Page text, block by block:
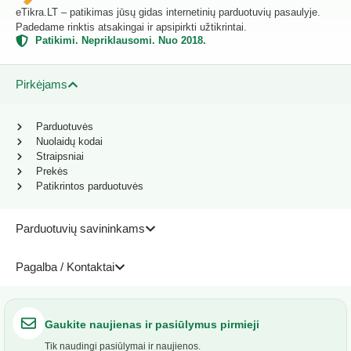
eTikra.LT – patikimas jūsų gidas internetinių parduotuvių pasaulyje.
Padedame rinktis atsakingai ir apsipirkti užtikrintai.
Patikimi. Nepriklausomi. Nuo 2018.
Pirkėjams
Parduotuvių savininkams
Pagalba / Kontaktai
Parduotuvės
Nuolaidų kodai
Straipsniai
Prekės
Patikrintos parduotuvės
Gaukite naujienas ir pasiūlymus pirmieji
Tik naudingi pasiūlymai ir naujienos.